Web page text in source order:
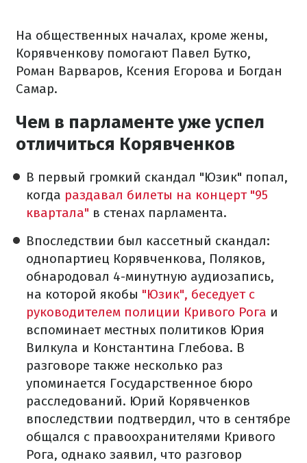
На общественных началах, кроме жены,
Корявченкову помогают Павел Бутко,
Роман Варваров, Ксения Егорова и Богдан
Самар.
Чем в парламенте уже успел
отличиться Корявченков
В первый громкий скандал "Юзик" попал,
когда раздавал билеты на концерт "95
квартала" в стенах парламента.
Впоследствии был кассетный скандал:
однопартиец Корявченкова, Поляков,
обнародовал 4-минутную аудиозапись,
на которой якобы "Юзик", беседует с
руководителем полиции Кривого Рога и
вспоминает местных политиков Юрия
Вилкула и Константина Глебова. В
разговоре также несколько раз
упоминается Государственное бюро
расследований. Юрий Корявченков
впоследствии подтвердил, что в сентябре
общался с правоохранителями Кривого
Рога, однако заявил, что разговор